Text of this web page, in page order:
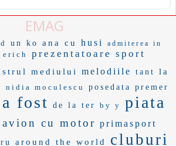
EMAG
un ko ana cu husi
admiterea in
erich prezentatoare sport
mediului melodiile tant
la
nidia moculescu posedata premer
fost de la ter by y
piata
avion cu motor primasport
around the world
cluburi